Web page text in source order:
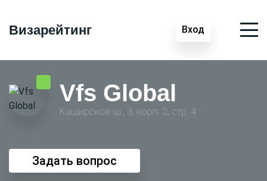
Визарейтинг Вход
Vfs Global
Каширское ш., 3, корп. 2, стр. 4
Задать вопрос